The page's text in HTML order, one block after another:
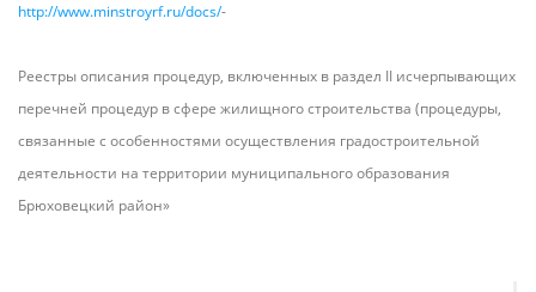
http://www.minstroyrf.ru/docs/-
Реестры описания процедур, включенных в раздел II исчерпывающих
перечней процедур в сфере жилищного строительства (процедуры,
связанные с особенностями осуществления градостроительной
деятельности на территории муниципального образования
Брюховецкий район»